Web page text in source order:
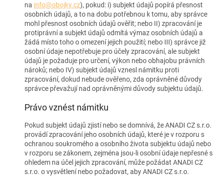
na info@obojky.cz), pokud: i) subjekt údajů popírá přesnost
osobních údajů, a to na dobu potřebnou k tomu, aby správce
mohl přesnost osobních údajů ověřit; nebo II) zpracování je
protiprávní a subjekt údajů odmítá výmaz osobních údajů a
žádá místo toho o omezení jejich použití; nebo III) správce již
osobní údaje nepotřebuje pro účely zpracování, ale subjekt
údajů je požaduje pro určení, výkon nebo obhajobu právních
nároků; nebo IV) subjekt údajů vznesl námitku proti
zpracování, dokud nebude ověřeno, zda oprávněné důvody
správce převažují nad oprávněnými důvody subjektu údajů.
Právo vznést námitku
Pokud subjekt údajů zjistí nebo se domnívá, že ANADI CZ s.r.o.
provádí zpracování jeho osobních údajů, které je v rozporu s
ochranou soukromého a osobního života subjektu údajů nebo
v rozporu se zákonem, zejména jsou-li osobní údaje nepřesné s
ohledem na účel jejich zpracování, může požádat ANADI CZ
s.r.o. o vysvětlení nebo požadovat, aby ANADI CZ s.r.o.